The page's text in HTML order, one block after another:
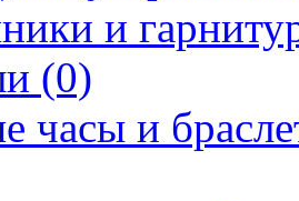
и
(0)
часы и